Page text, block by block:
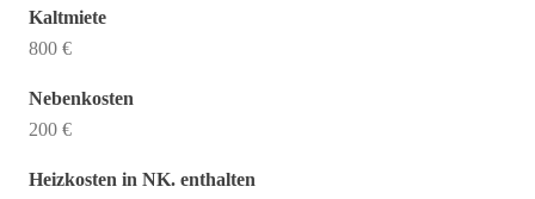
Kaltmiete
800 €
Nebenkosten
200 €
Heizkosten in NK. enthalten